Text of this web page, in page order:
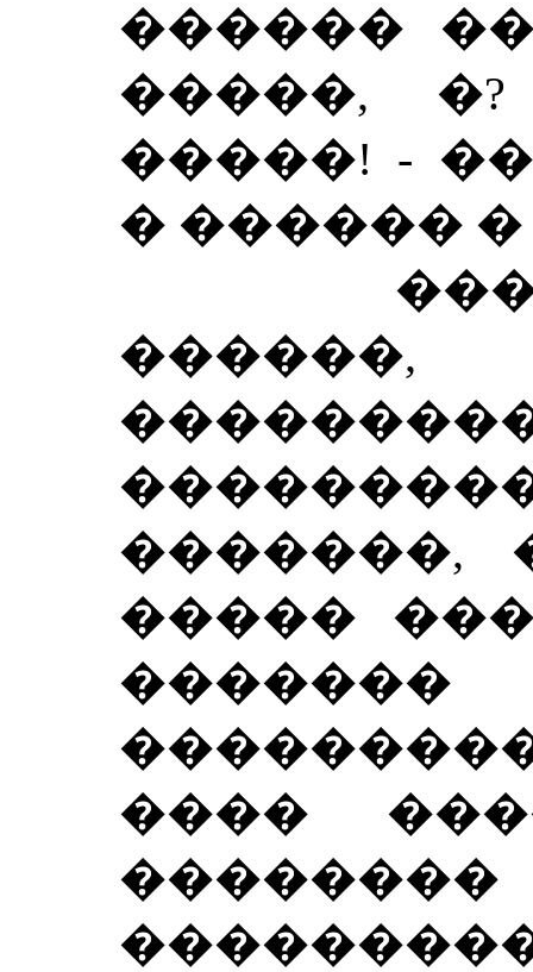
������
�����,
�����! -
� ������
�������,
�����
����